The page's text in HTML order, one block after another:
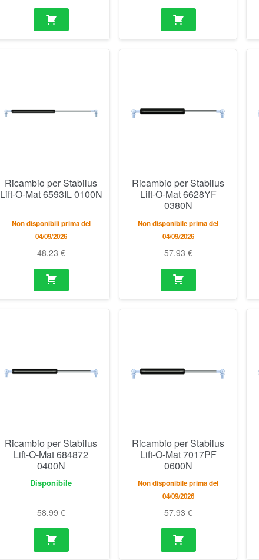
Ricambio per Stabilus
Lift-O-Mat 6593IL 0100N
Non disponibili prima del
04/09/2026
48.23 €
Ricambio per Stabilus
Lift-O-Mat 6628YF
0380N
Non disponibile prima del
04/09/2026
57.93 €
Ricambio per Stabilus
Lift-O-Mat 684872
0400N
Disponibile
58.99 €
Ricambio per Stabilus
Lift-O-Mat 7017PF
0600N
Non disponibile prima del
04/09/2026
57.93 €